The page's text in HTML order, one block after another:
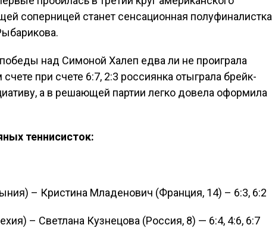
соперницей станет сенсационная полуфиналистка
над Симоной Халеп едва ли не проиграла
при счете 6:7, 2:3 россиянка отыграла брейк-
а в решающей партии легко довела оформила
теннисисток:
– Кристина Младенович (Франция, 14) – 6:3, 6:2
– Светлана Кузнецова (Россия, 8) — 6:4, 4:6, 6:7